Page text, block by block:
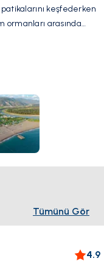
keşfederken
ormanları arasında
hava reçine ve
arayın ve sizi
için davet eder. Daha
manzaralar
sarp dağların
yerel
kelebekler ve belki de
görünümü bile
doğanın içinde
Tümünü Gör
4.9